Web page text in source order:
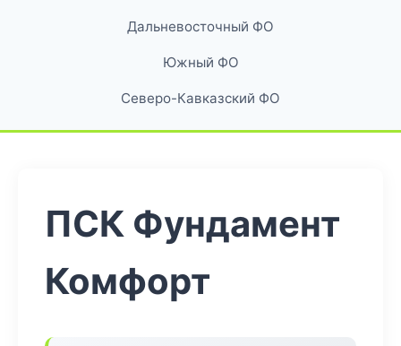
Дальневосточный ФО
Южный ФО
Северо-Кавказский ФО
ПСК Фундамент
Комфорт